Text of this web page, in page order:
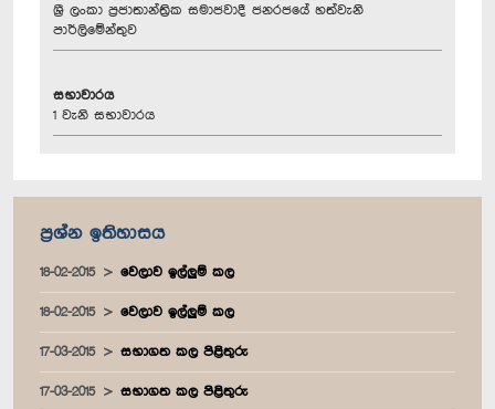
ශ්‍රී ලංකා ප්‍රජාතාන්ත්‍රික සමාජවාදී ජනරජයේ හත්වැනි
පාර්ලිමේන්තුව
සභාවාරය
1 වැනි සභාවාරය
ප්‍රශ්න ඉතිහාසය
18-02-2015 වෙලාව ඉල්ලුම් කල
18-02-2015 වෙලාව ඉල්ලුම් කල
17-03-2015 සභාගත කල පිළිතුරු
17-03-2015 සභාගත කල පිළිතුරු